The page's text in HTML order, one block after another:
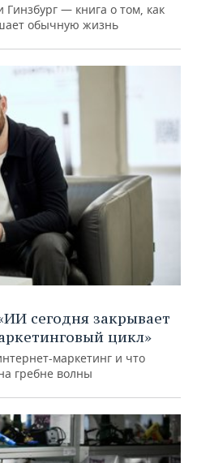
— книга о том, как
обычную жизнь
сегодня закрывает
цикл»
маркетинг и что
гребне волны